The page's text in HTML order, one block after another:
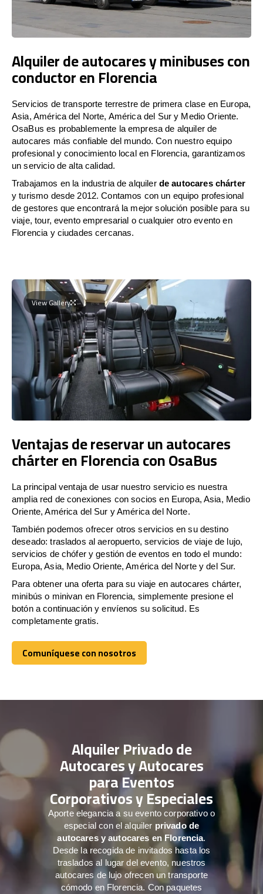
Alquiler de autocares y minibuses con
conductor en Florencia
Servicios de transporte terrestre de primera clase en Europa,
Asia, América del Norte, América del Sur y Medio Oriente.
OsaBus es probablemente la empresa de alquiler de
autocares más confiable del mundo. Con nuestro equipo
profesional y conocimiento local en Florencia, garantizamos
un servicio de alta calidad.
Trabajamos en la industria de alquiler de autocares chárter
y turismo desde 2012. Contamos con un equipo profesional
de gestores que encontrará la mejor solución posible para su
viaje, tour, evento empresarial o cualquier otro evento en
Florencia y ciudades cercanas.
View Gallery
Ventajas de reservar un autocares
chárter en Florencia con OsaBus
La principal ventaja de usar nuestro servicio es nuestra
amplia red de conexiones con socios en Europa, Asia, Medio
Oriente, América del Sur y América del Norte.
También podemos ofrecer otros servicios en su destino
deseado: traslados al aeropuerto, servicios de viaje de lujo,
servicios de chófer y gestión de eventos en todo el mundo:
Europa, Asia, Medio Oriente, América del Norte y del Sur.
Para obtener una oferta para su viaje en autocares chárter,
minibús o minivan en Florencia, simplemente presione el
botón a continuación y envíenos su solicitud. Es
completamente gratis.
Comuníquese con nosotros
Comuníquese con nosotros
Alquiler Privado de
Autocares y Autocares
para Eventos
Corporativos y Especiales
Aporte elegancia a su evento corporativo o
especial con el alquiler privado de
autocares y autocares en Florencia.
Desde la recogida de invitados hasta los
traslados al lugar del evento, nuestros
autocares de lujo ofrecen un transporte
cómodo en Florencia. Con paquetes